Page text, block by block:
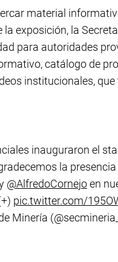
material
exposición, la
para autoridades
catálogo de
institucionales,
inauguraron el
la
@AlfredoCornejoen
pic.twitter.com/
Minería